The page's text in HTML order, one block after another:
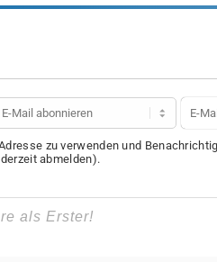
zu verwenden und
abmelden).